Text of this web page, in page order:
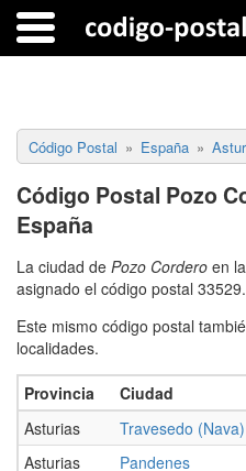
Código Postal España
Código Postal Pozo
España
La ciudad de Pozo Cordero en
asignado el código postal 33529.
Este mismo código postal
localidades.
Provincia Ciudad
Asturias
Travesedo (Nava)
Asturias
Pandenes